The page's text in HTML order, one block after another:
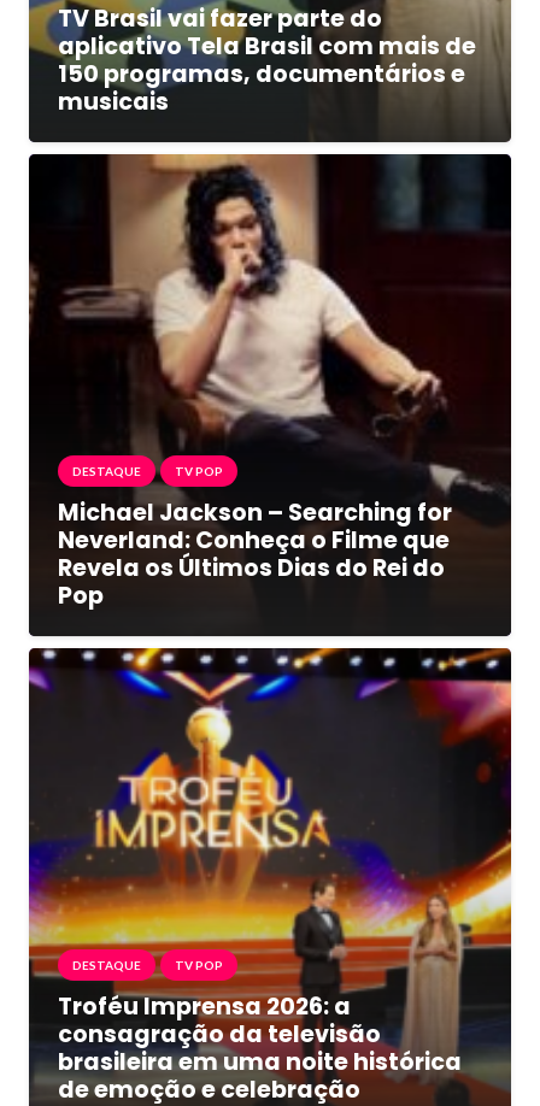
TV Brasil vai fazer parte do
aplicativo Tela Brasil com mais de
150 programas, documentários e
musicais
DESTAQUE TV POP
Michael Jackson – Searching for
Neverland: Conheça o Filme que
Revela os Últimos Dias do Rei do
Pop
DESTAQUE TV POP
Troféu Imprensa 2026: a
consagração da televisão
brasileira em uma noite histórica
de emoção e celebração